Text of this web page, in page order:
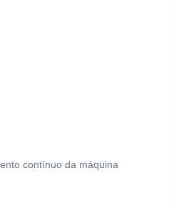
contínuo da máquina